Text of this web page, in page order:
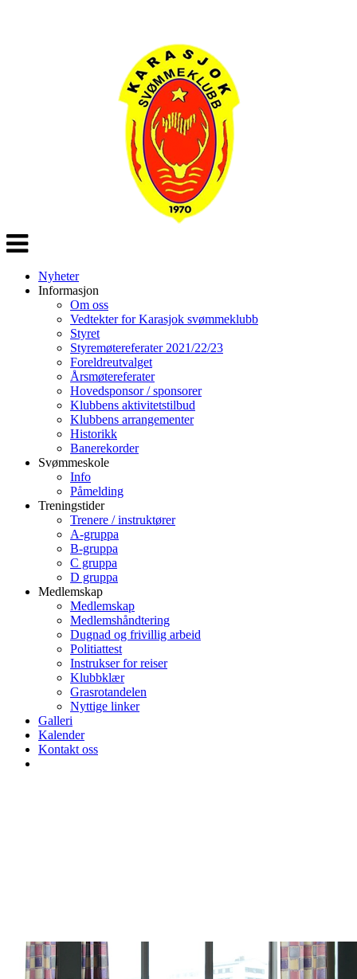
Veksle
navigasjon
Nyheter
Informasjon
Om oss
Vedtekter for Karasjok svømmeklubb
Styret
Styremøtereferater 2021/22/23
Foreldreutvalget
Årsmøtereferater
Hovedsponsor / sponsorer
Klubbens aktivitetstilbud
Klubbens arrangementer
Historikk
Banerekorder
Svømmeskole
Info
Påmelding
Treningstider
Trenere / instruktører
A-gruppa
B-gruppa
C gruppa
D gruppa
Medlemskap
Medlemskap
Medlemshåndtering
Dugnad og frivillig arbeid
Politiattest
Instrukser for reiser
Klubbklær
Grasrotandelen
Nyttige linker
Galleri
Kalender
Kontakt oss